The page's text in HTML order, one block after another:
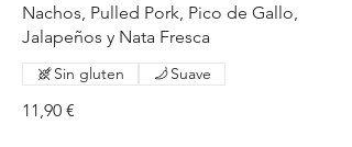
Nachos, Pulled Pork, Pico de Gallo,
11,90 €
Sin gluten Suave